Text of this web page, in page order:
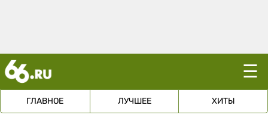
☰
ГЛАВНОЕ ЛУЧШЕЕ ХИТЫ